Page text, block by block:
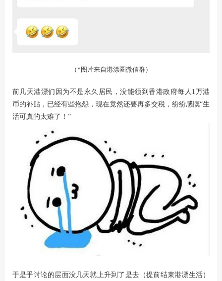
（*图片来自港漂圈微信群）
前几天港漂们因为不是永久居民，没能领到香港政府每人1万港
币的补贴，已经有些抱怨，现在竟然还要再多交税，纷纷感慨“生
活可真的太难了！”
于是乎讨论的层面没几天就上升到了是去（提前结束港漂生活）